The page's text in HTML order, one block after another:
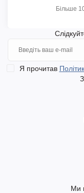
Більше
Я прочитав
Ми